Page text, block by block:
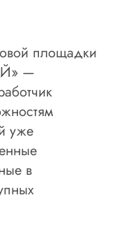
площадки
—
уже
в